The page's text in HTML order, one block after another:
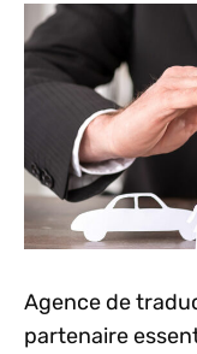
Agence de
partenaire